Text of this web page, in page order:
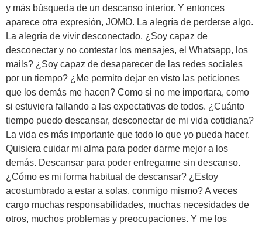
y más búsqueda de un descanso interior. Y entonces
aparece otra expresión, JOMO. La alegría de perderse algo.
La alegría de vivir desconectado. ¿Soy capaz de
desconectar y no contestar los mensajes, el Whatsapp, los
mails? ¿Soy capaz de desaparecer de las redes sociales
por un tiempo? ¿Me permito dejar en visto las peticiones
que los demás me hacen? Como si no me importara, como
si estuviera fallando a las expectativas de todos. ¿Cuánto
tiempo puedo descansar, desconectar de mi vida cotidiana?
La vida es más importante que todo lo que yo pueda hacer.
Quisiera cuidar mi alma para poder darme mejor a los
demás. Descansar para poder entregarme sin descanso.
¿Cómo es mi forma habitual de descansar? ¿Estoy
acostumbrado a estar a solas, conmigo mismo? A veces
cargo muchas responsabilidades, muchas necesidades de
otros, muchos problemas y preocupaciones. Y me los